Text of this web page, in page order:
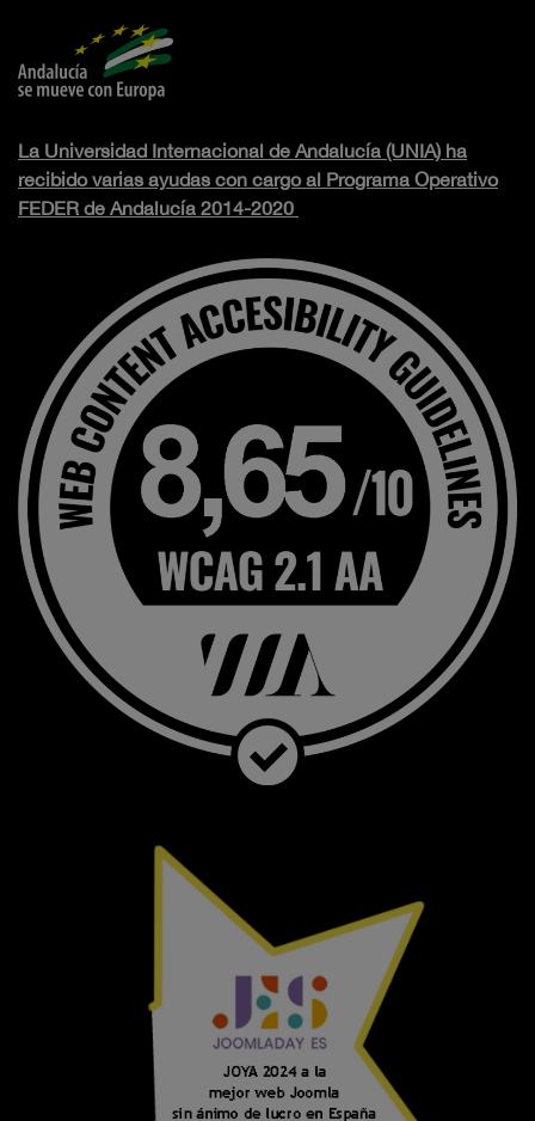
La Universidad Internacional de Andalucía (UNIA) ha
recibido varias ayudas con cargo al Programa Operativo
FEDER de Andalucía 2014-2020